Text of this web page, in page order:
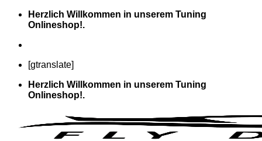
Zum
Herzlich Willkommen in unserem Tuning
Onlineshop!.
[gtranslate]
Herzlich Willkommen in unserem Tuning
Onlineshop!.